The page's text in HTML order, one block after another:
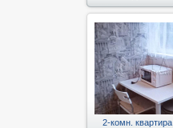
2-комн. квартира